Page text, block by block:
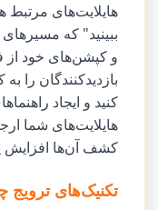
هایلایت‌های مرتبط
ببینید" که
و کپشن‌های خود از
بازدیدکنندگان را
کنید و ایجاد
هایلایت‌های شما
کشف آن‌ها افزایش
تکنیک‌های ترویج